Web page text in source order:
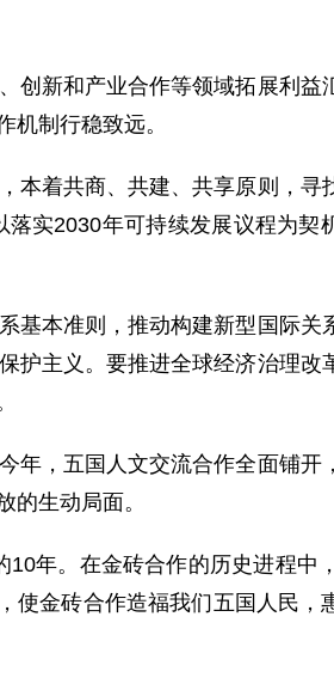
新和产业合作等领域拓展利益
制行稳致远。
着共商、共建、共享原则，寻
实2030年可持续发展议程为契
本准则，推动构建新型国际关
护主义。要推进全球经济治理改
，五国人文交流合作全面铺开
生动局面。
年。在金砖合作的历史进程中
使金砖合作造福我们五国人民，